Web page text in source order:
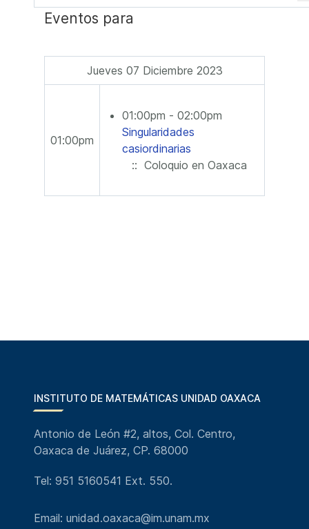
Eventos para
Jueves 07 Diciembre 2023
01:00pm
01:00pm - 02:00pm
Singularidades
casiordinarias
:: Coloquio en Oaxaca
INSTITUTO DE MATEMÁTICAS UNIDAD OAXACA
Antonio de León #2, altos, Col. Centro,
Oaxaca de Juárez, CP. 68000
Tel: 951 5160541 Ext. 550.
Email: unidad.oaxaca@im.unam.mx